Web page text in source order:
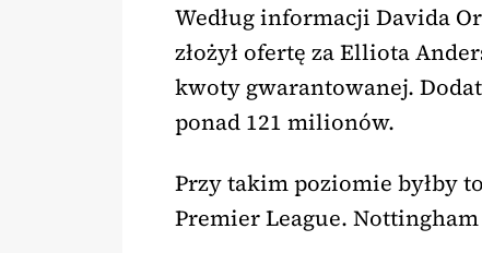
Według informacji Davida
złożył ofertę za Elliota
kwoty gwarantowanej.
ponad 121 milionów.
Przy takim poziomie byłby
Premier League.